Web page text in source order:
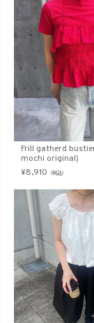
Frill gatherd
mochi original)
¥8,910 （税込）